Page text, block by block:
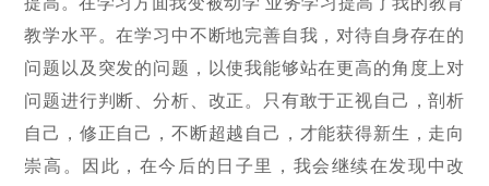
教学水平。在学习中不断地完善自我，对待自身存在的
问题以及突发的问题，以使我能够站在更高的角度上对
问题进行判断、分析、改正。只有敢于正视自己，剖析
自己，修正自己，不断超越自己，才能获得新生，走向
崇高。因此，在今后的日子里，我会继续在发现中改